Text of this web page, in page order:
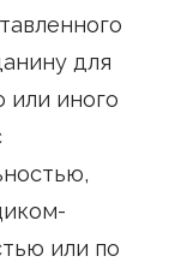
для
или иного
или по